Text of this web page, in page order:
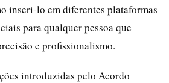
inseri-lo em diferentes plataformas
para qualquer pessoa que
e profissionalismo.
introduzidas pelo Acordo